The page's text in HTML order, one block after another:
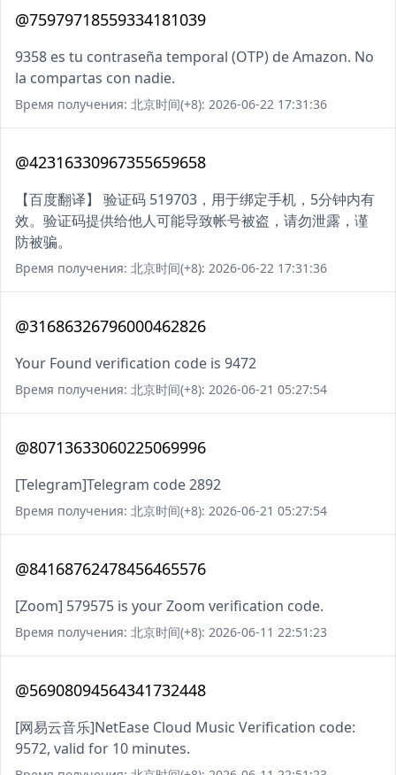
@75979718559334181039
9358 es tu contraseña temporal (OTP) de Amazon. No
la compartas con nadie.
Время получения: 北京时间(+8): 2026-06-22 17:31:36
@42316330967355659658
【百度翻译】 验证码 519703，用于绑定手机，5分钟内有
效。验证码提供给他人可能导致帐号被盗，请勿泄露，谨
防被骗。
Время получения: 北京时间(+8): 2026-06-22 17:31:36
@31686326796000462826
Your Found verification code is 9472
Время получения: 北京时间(+8): 2026-06-21 05:27:54
@80713633060225069996
[Telegram]Telegram code 2892
Время получения: 北京时间(+8): 2026-06-21 05:27:54
@84168762478456465576
[Zoom] 579575 is your Zoom verification code.
Время получения: 北京时间(+8): 2026-06-11 22:51:23
@56908094564341732448
[网易云音乐]NetEase Cloud Music Verification code:
9572, valid for 10 minutes.